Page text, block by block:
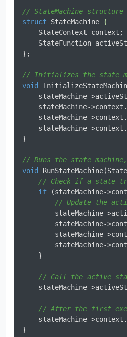
// StateMachine
struct
StateMachine {
StateFunction
};
// Initializes the state
void
stateMachine-
stateMachine-
stateMachine-
stateMachine-
}
// Runs the state
void
RunStateMachine
// Check if a state
if (stateMachine-
// Update the
stateMachine-
stateMachine-
stateMachine-
stateMachine-
    }
// Call the active
stateMachine-
// After the first
stateMachine-
}